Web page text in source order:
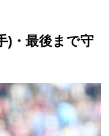
)・最後まで守